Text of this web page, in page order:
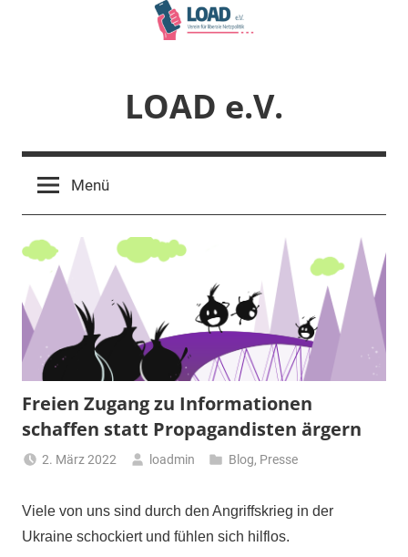
LOAD e.V.
liberale
Menü
Freien Zugang zu Informationen
schaffen statt Propagandisten ärgern
2. März 2022 loadmin Blog, Presse
Viele von uns sind durch den Angriffskrieg in der
Ukraine schockiert und fühlen sich hilflos.